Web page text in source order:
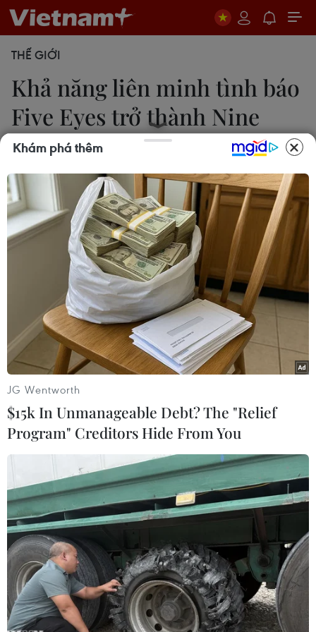
THẾ GIỚI
Khả năng liên minh tình báo
Five Eyes trở thành Nine
Eyes
18/11/2021 09:47
Hạ nghị sỹ Ruben Gallego đề nghị kết nạp thêm
Nhật Bản, Hàn Quốc, Ấn Độ và Đức vào liên minh
tình báo Five Eyes, hiện gồm 5 nước Mỹ, Anh,
Australia, New Zealand và Canada.
Ảnh minh họa. (Nguồn: defensenews.com)
Trang mạng asia.nikkei.com đưa tin năm 1941,
Bộ Ngoại giao Nhật Bản đã thành lập một
“phòng thu thanh” nhằm thu thập thông tin từ
kẻ thù.
Kể từ khi sử dụng tên gọi Radiopress vào năm
Khám phá thêm
JG Wentworth
$15k In Unmanageable Debt? The "Relief
Program" Creditors Hide From You